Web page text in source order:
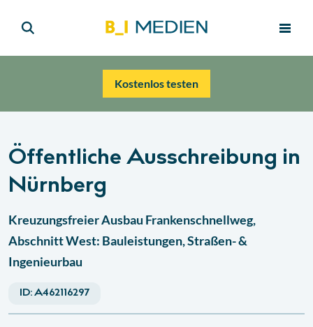
Kostenlos testen
Öffentliche Ausschreibung in
Nürnberg
Kreuzungsfreier Ausbau Frankenschnellweg,
Abschnitt West: Bauleistungen, Straßen- &
Ingenieurbau
ID:A462116297